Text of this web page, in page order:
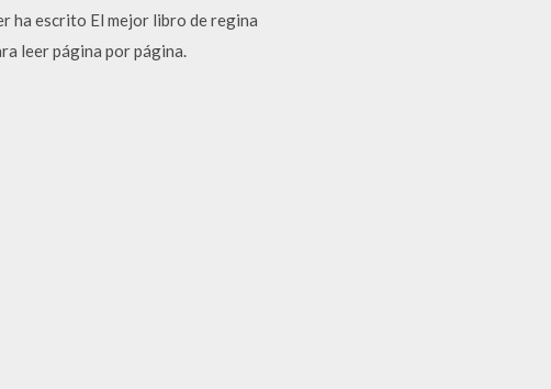
ha escrito El mejor libro de regina
leer página por página.